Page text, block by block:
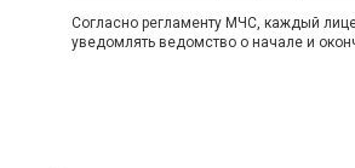
Согласно регламенту МЧС, каждый
уведомлять ведомство о начале и